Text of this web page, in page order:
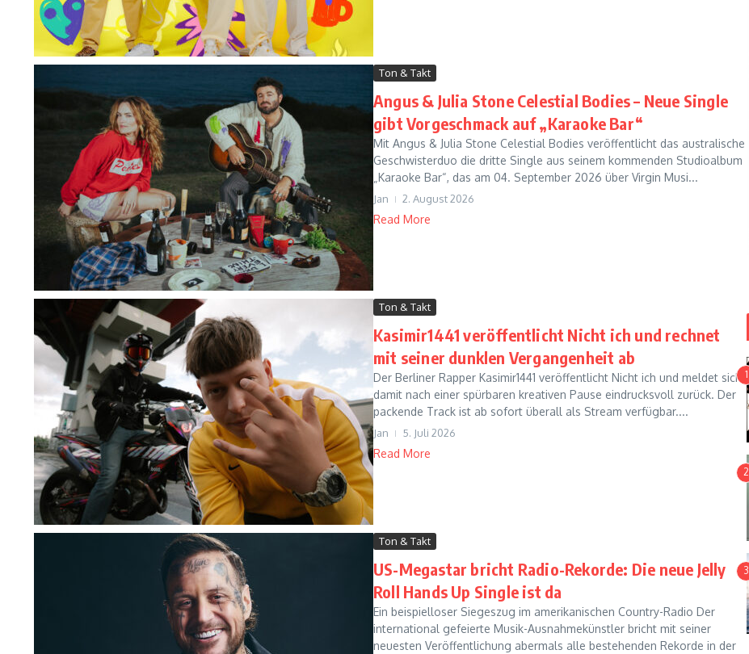
Ton & Takt
Angus & Julia Stone Celestial Bodies – Neue Single
gibt Vorgeschmack auf „Karaoke Bar“
Mit Angus & Julia Stone Celestial Bodies veröffentlicht das australische
Geschwisterduo die dritte Single aus seinem kommenden Studioalbum
„Karaoke Bar“, das am 04. September 2026 über Virgin Musi...
Jan 2. August 2026
Read More
Ton & Takt
Kasimir1441 veröffentlicht Nicht ich und rechnet
mit seiner dunklen Vergangenheit ab
Der Berliner Rapper Kasimir1441 veröffentlicht Nicht ich und meldet sich
damit nach einer spürbaren kreativen Pause eindrucksvoll zurück. Der
packende Track ist ab sofort überall als Stream verfügbar....
Jan 5. Juli 2026
Read More
Ton & Takt
US-Megastar bricht Radio-Rekorde: Die neue Jelly
Roll Hands Up Single ist da
Ein beispielloser Siegeszug im amerikanischen Country-Radio Der
international gefeierte Musik-Ausnahmekünstler bricht mit seiner
neuesten Veröffentlichung abermals alle bestehenden Rekorde in der
1
2
3